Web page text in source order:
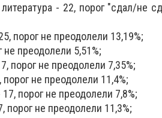
- 22, порог "сдал/не
порог не преодолели 13,19%;
не преодолели 5,51%;
порог не преодолели 7,35%;
не преодолели 11,4%;
порог не преодолели 7,8%;
порог не преодолели 11,3%;